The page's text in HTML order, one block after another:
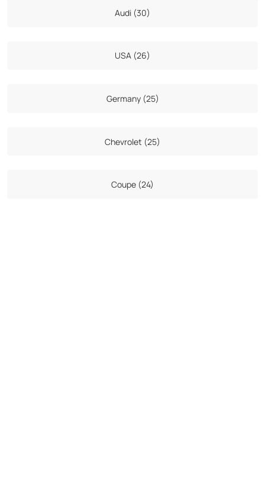
Audi (30)
USA (26)
Germany (25)
Chevrolet (25)
Coupe (24)